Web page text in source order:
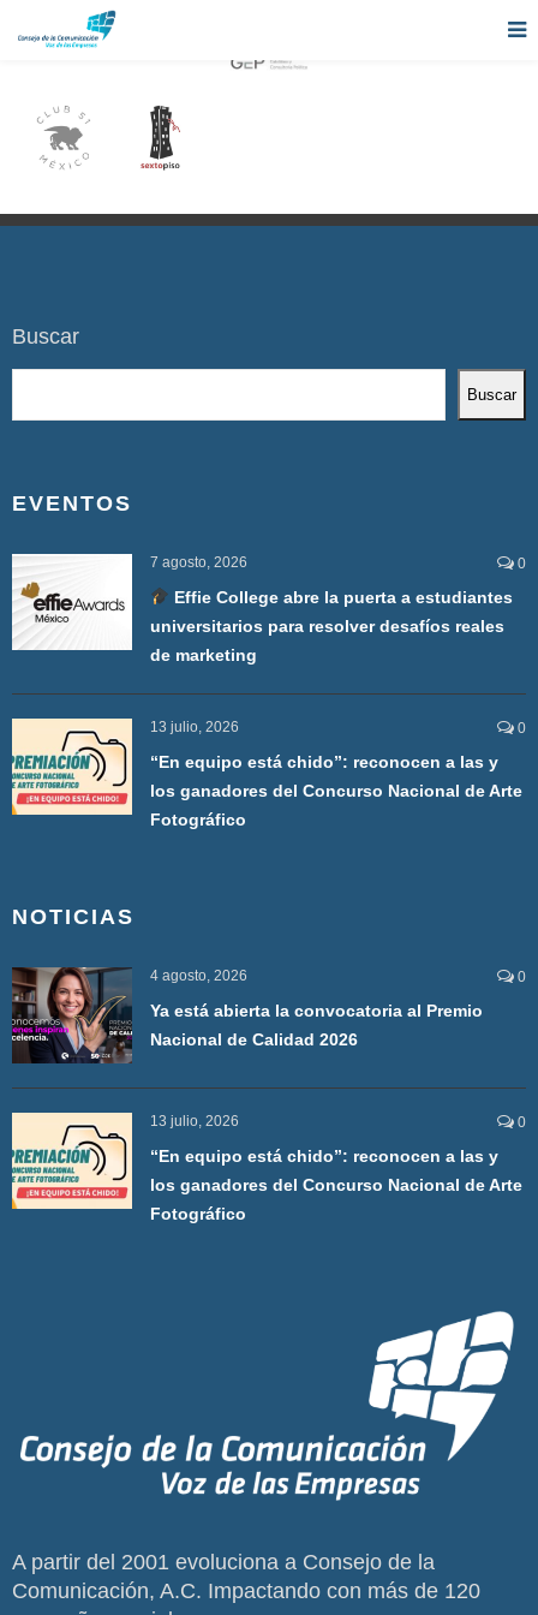
Buscar
Buscar
EVENTOS
7 agosto, 2026 0
Effie College abre la puerta a estudiantes
universitarios para resolver desafíos reales
de marketing
13 julio, 2026 0
“En equipo está chido”: reconocen a las y
los ganadores del Concurso Nacional de Arte
Fotográfico
NOTICIAS
4 agosto, 2026 0
Ya está abierta la convocatoria al Premio
Nacional de Calidad 2026
13 julio, 2026 0
“En equipo está chido”: reconocen a las y
los ganadores del Concurso Nacional de Arte
Fotográfico
A partir del 2001 evoluciona a Consejo de la
Comunicación, A.C. Impactando con más de 120